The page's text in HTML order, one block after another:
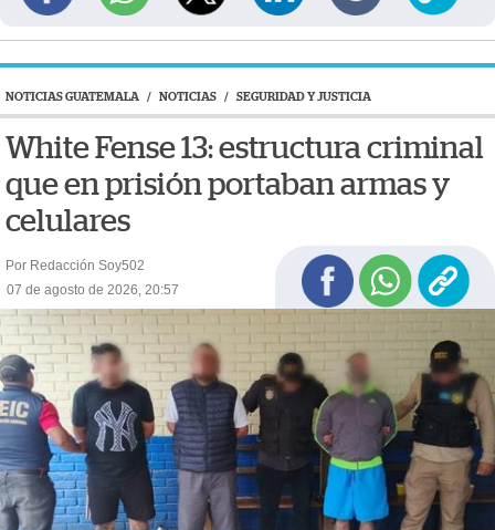
NOTICIAS GUATEMALA / NOTICIAS / SEGURIDAD Y JUSTICIA
White Fense 13: estructura criminal
que en prisión portaban armas y
celulares
Por Redacción Soy502
07 de agosto de 2026, 20:57